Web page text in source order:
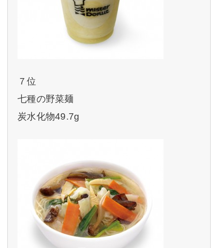
７位
七種の野菜麺
炭水化物49.7g